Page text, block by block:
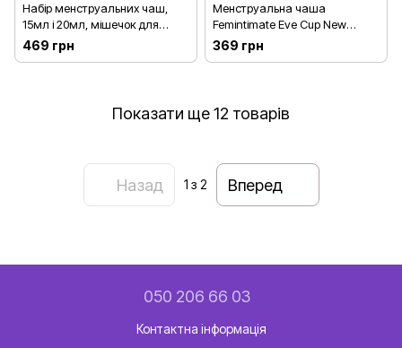
Набір менструальних чаш,
15мл і 20мл, мішечок для
зберігання - Satisfyer Feel Good
(Прозорий)
469 грн
Менструальна чаша
Femintimate Eve Cup New
розмір L, об’єм — 50 мл,
ергономічний дизайн
369 грн
Показати ще 12 товарів
Назад 1 з 2 Вперед
050 206 66 03
Контактна інформація